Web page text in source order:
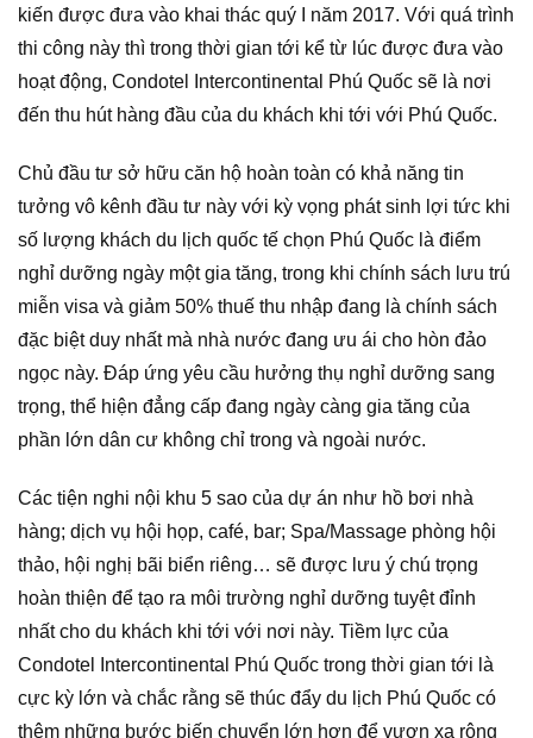
kiến được đưa vào khai thác quý I năm 2017. Với quá trình
thi công này thì trong thời gian tới kể từ lúc được đưa vào
hoạt động, Condotel Intercontinental Phú Quốc sẽ là nơi
đến thu hút hàng đầu của du khách khi tới với Phú Quốc.
Chủ đầu tư sở hữu căn hộ hoàn toàn có khả năng tin
tưởng vô kênh đầu tư này với kỳ vọng phát sinh lợi tức khi
số lượng khách du lịch quốc tế chọn Phú Quốc là điểm
nghỉ dưỡng ngày một gia tăng, trong khi chính sách lưu trú
miễn visa và giảm 50% thuế thu nhập đang là chính sách
đặc biệt duy nhất mà nhà nước đang ưu ái cho hòn đảo
ngọc này. Đáp ứng yêu cầu hưởng thụ nghỉ dưỡng sang
trọng, thể hiện đẳng cấp đang ngày càng gia tăng của
phần lớn dân cư không chỉ trong và ngoài nước.
Các tiện nghi nội khu 5 sao của dự án như hồ bơi nhà
hàng; dịch vụ hội họp, café, bar; Spa/Massage phòng hội
thảo, hội nghị bãi biển riêng… sẽ được lưu ý chú trọng
hoàn thiện để tạo ra môi trường nghỉ dưỡng tuyệt đỉnh
nhất cho du khách khi tới với nơi này. Tiềm lực của
Condotel Intercontinental Phú Quốc trong thời gian tới là
cực kỳ lớn và chắc rằng sẽ thúc đẩy du lịch Phú Quốc có
thêm những bước biến chuyển lớn hơn để vươn xa rộng